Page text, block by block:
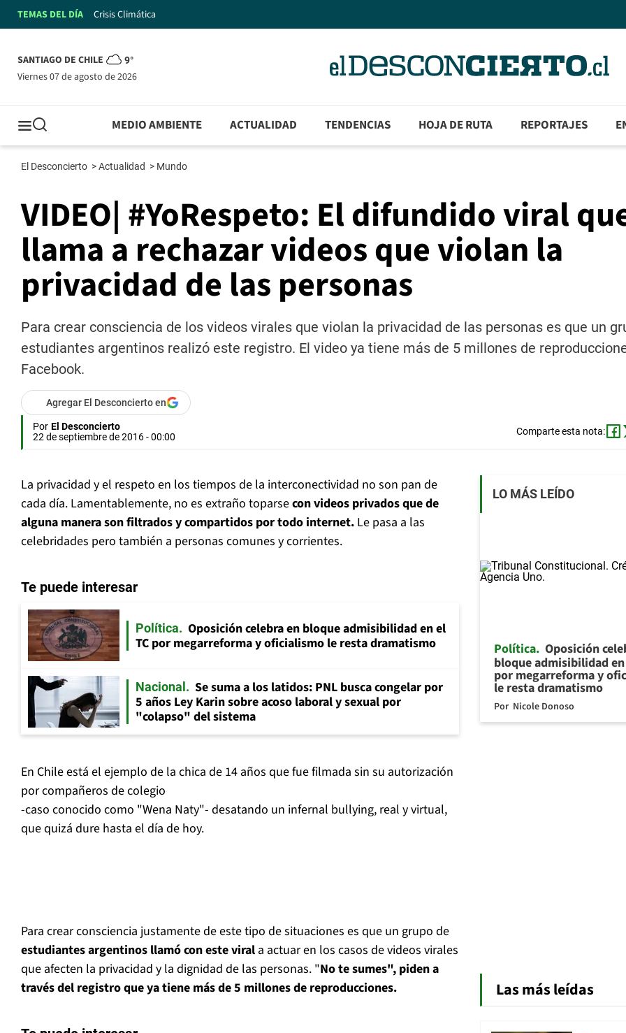
TEMAS DEL DÍA Crisis Climática
SANTIAGO DE CHILE 9°
viernes 07 de agosto de 2026
MEDIO AMBIENTE ACTUALIDAD TENDENCIAS HOJA DE RUTA REPORTAJES
El Desconcierto >Actualidad > Mundo
VIDEO| #YoRespeto: El difundido viral
llama a rechazar videos que violan la
privacidad de las personas
Para crear consciencia de los videos virales que violan la privacidad de las personas es que un
estudiantes argentinos realizó este registro. El video ya tiene más de 5 millones de
Facebook.
Agregar El Desconcierto en
Por El Desconcierto
22 de septiembre de 2016 - 00:00
Comparte esta nota:
La privacidad y el respeto en los tiempos de la interconectividad no son pan de
cada día. Lamentablemente, no es extraño toparsecon videos privados que de
alguna manera son filtrados y compartidos por todo internet. Le pasa a las
celebridades pero también a personas comunes y corrientes.
Te puede interesar
Política
Oposición celebra en bloque admisibilidad en el
TC por megarreforma y oficialismo le resta dramatismo
Nacional
Se suma a los latidos: PNL busca congelar por
5 años Ley Karin sobre acoso laboral y sexual por
"colapso" del sistema
En Chile está el ejemplo de la chica de 14 años que fue filmada sin su autorización
por compañeros de colegio
-caso conocido como "Wena Naty"- desatando un infernal bullying, real y virtual,
que quizá dure hasta el día de hoy.
Para crear consciencia justamente de este tipo de situaciones es que un grupo de
estudiantes argentinos llamó con este viral a actuar en los casos de videos virales
que afecten la privacidad y la dignidad de las personas. "No te sumes", piden a
través del registro que ya tiene más de 5 millones de reproducciones.
LO MÁS LEÍDO
Política Oposición
bloque admisibilidad en
por megarreforma y
le resta dramatismo
Por Nicole Donoso
Las más leídas